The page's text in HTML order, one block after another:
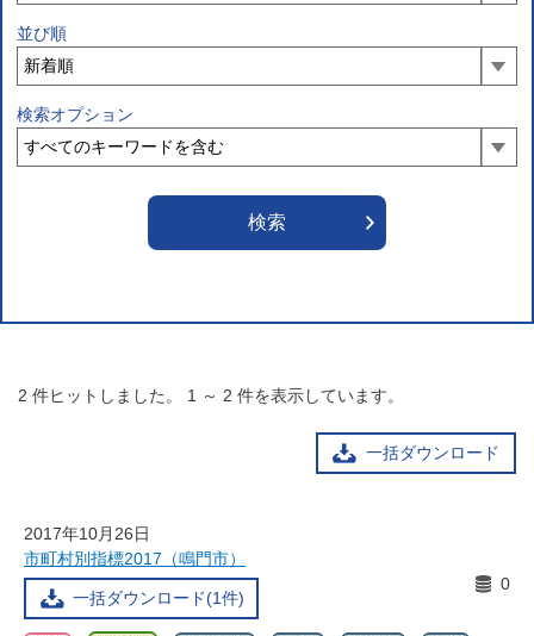
並び順
検索オプション
2 件ヒットしました。 1 ～ 2 件を表示しています。
一括ダウンロード
2017年10月26日
市町村別指標2017（鳴門市）
一括ダウンロード(1件)
0